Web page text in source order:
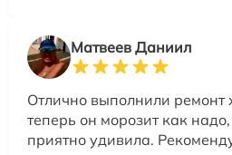
Матвеев Даниил
Отлично выполнили ремонт
теперь он морозит как
приятно удивила.